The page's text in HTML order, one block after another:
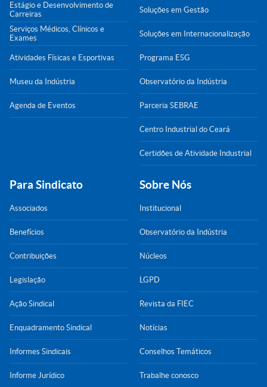
Estágio e Desenvolvimento de
Carreiras
Serviços Médicos, Clínicos e
Exames
Atividades Físicas e Esportivas
Museu da Indústria
Agenda de Eventos
Soluções em Gestão
Soluções em Internacionalização
Programa ESG
Observatório da Indústria
Parceria SEBRAE
Centro Industrial do Ceará
Certidões de Atividade Industrial
Para Sindicato
Associados
Benefícios
Contribuições
Legislação
Ação Sindical
Enquadramento Sindical
Informes Sindicais
Informe Jurídico
Sobre Nós
Institucional
Observatório da Indústria
Núcleos
LGPD
Revista da FIEC
Notícias
Conselhos Temáticos
Trabalhe conosco